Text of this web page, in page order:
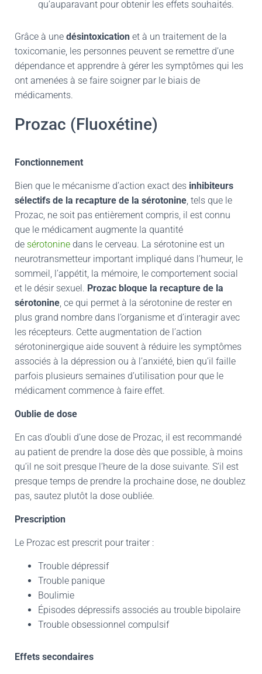
qu’auparavant pour obtenir les effets souhaités.
Grâce à une désintoxication et à un traitement de la
toxicomanie, les personnes peuvent se remettre d’une
dépendance et apprendre à gérer les symptômes qui les
ont amenées à se faire soigner par le biais de
médicaments.
Prozac (Fluoxétine)
Fonctionnement
Bien que le mécanisme d’action exact des inhibiteurs
sélectifs de la recapture de la sérotonine, tels que le
Prozac, ne soit pas entièrement compris, il est connu
que le médicament augmente la quantité
de sérotonine dans le cerveau. La sérotonine est un
neurotransmetteur important impliqué dans l’humeur, le
sommeil, l’appétit, la mémoire, le comportement social
et le désir sexuel. Prozac bloque la recapture de la
sérotonine, ce qui permet à la sérotonine de rester en
plus grand nombre dans l’organisme et d’interagir avec
les récepteurs. Cette augmentation de l’action
sérotoninergique aide souvent à réduire les symptômes
associés à la dépression ou à l’anxiété, bien qu’il faille
parfois plusieurs semaines d’utilisation pour que le
médicament commence à faire effet.
Oublie de dose
En cas d’oubli d’une dose de Prozac, il est recommandé
au patient de prendre la dose dès que possible, à moins
qu’il ne soit presque l’heure de la dose suivante. S’il est
presque temps de prendre la prochaine dose, ne doublez
pas, sautez plutôt la dose oubliée.
Prescription
Le Prozac est prescrit pour traiter :
Trouble dépressif
Trouble panique
Boulimie
Épisodes dépressifs associés au trouble bipolaire
Trouble obsessionnel compulsif
Effets secondaires